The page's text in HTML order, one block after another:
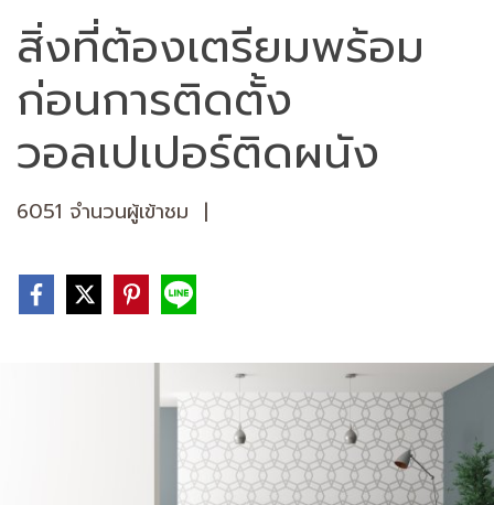
สิ่งที่ต้องเตรียมพร้อม
ก่อนการติดตั้ง
วอลเปเปอร์ติดผนัง
6051 จำนวนผู้เข้าชม |